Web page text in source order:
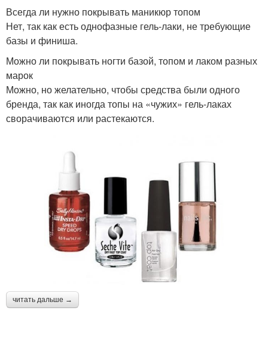
Всегда ли нужно покрывать маникюр топом
Нет, так как есть однофазные гель-лаки, не требующие
базы и финиша.
Можно ли покрывать ногти базой, топом и лаком разных
марок
Можно, но желательно, чтобы средства были одного
бренда, так как иногда топы на «чужих» гель-лаках
сворачиваются или растекаются.
читать дальше →